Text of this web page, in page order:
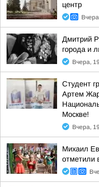
центр
Дмитрий
города и
Вчера,
Студент
Артем
Москве!
Вчера,
Михаил
отметили